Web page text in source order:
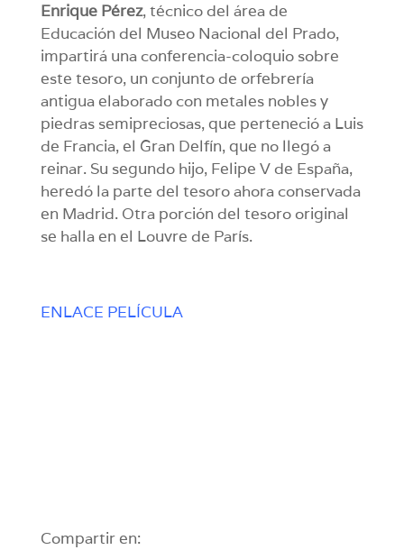
Enrique Pérez, técnico del área de
Educación del Museo Nacional del Prado,
impartirá una conferencia-coloquio sobre
este tesoro, un conjunto de orfebrería
antigua elaborado con metales nobles y
piedras semipreciosas, que perteneció a Luis
de Francia, el Gran Delfín, que no llegó a
reinar. Su segundo hijo, Felipe V de España,
heredó la parte del tesoro ahora conservada
en Madrid. Otra porción del tesoro original
se halla en el Louvre de París.
ENLACE PELÍCULA
Compartir en: